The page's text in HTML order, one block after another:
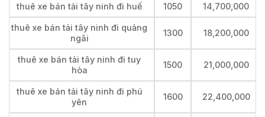
thuê xe bán tải tây ninh đi huế 1050 14,700,000
thuê xe bán tải tây ninh đi quảng
ngãi
1300 18,200,000
thuê xe bán tải tây ninh đi tuy
hòa
1500 21,000,000
thuê xe bán tải tây ninh đi phú
yên
1600 22,400,000